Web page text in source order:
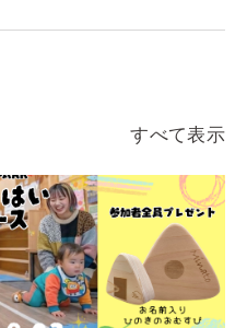
すべて表示